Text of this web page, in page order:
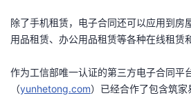
程
认
的
验
我
收
支
声
议
除了手机租赁，电子合同还可以应用到房
用品租赁、办公用品租赁等各种在线租赁
作为工信部唯一认证的第三方电子合同平
（yunhetong.com） 已经合作了包含筑